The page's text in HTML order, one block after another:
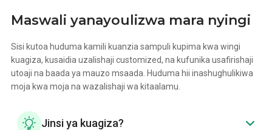
Maswali yanayoulizwa mara nyingi
Sisi kutoa huduma kamili kuanzia sampuli kupima kwa wingi
kuagiza, kusaidia uzalishaji customized, na kufunika usafirishaji
utoaji na baada ya mauzo msaada. Huduma hii inashughulikiwa
moja kwa moja na wazalishaji wa kitaalamu.
Jinsi ya kuagiza?